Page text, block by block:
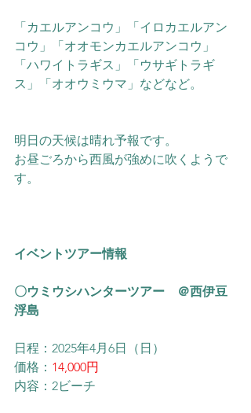
「カエルアンコウ」「イロカエルアン
コウ」「オオモンカエルアンコウ」
「ハワイトラギス」「ウサギトラギ
ス」「オオウミウマ」などなど。
明日の天候は晴れ予報です。
お昼ごろから西風が強めに吹くようで
す。
イベントツアー情報
〇ウミウシハンターツアー　＠西伊豆
浮島
日程：2025年4月6日（日）
価格： 14,000円
内容：2ビーチ